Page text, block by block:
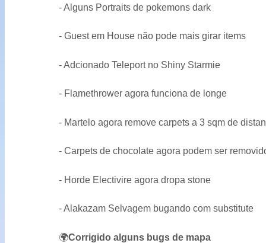
- Alguns Portraits de pokemons dark
- Guest em House não pode mais girar items
- Adcionado Teleport no Shiny Starmie
- Flamethrower agora funciona de longe
- Martelo agora remove carpets a 3 sqm de
- Carpets de chocolate agora podem ser
- Horde Electivire agora dropa stone
- Alakazam Selvagem bugando com substitute
🌍Corrigido alguns bugs de mapa